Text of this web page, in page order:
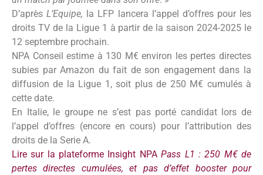
D’aprèsL’Equipe, la LFP lancera l’appel d’offres pour les
droits TV de la Ligue 1 à partir de la saison 2024-2025 le
12 septembre prochain.
NPA Conseil estime à 130 M€ environ les pertes directes
subies par Amazon du fait de son engagement dans la
diffusion de la Ligue 1, soit plus de 250 M€ cumulés à
cette date.
En Italie, le groupe ne s’est pas porté candidat lors de
l’appel d’offres (encore en cours) pour l’attribution des
droits de la Serie A.
Lire sur la plateforme Insight NPAPass L1 : 250 M€ de
pertes directes cumulées, et pas d’effet booster pour